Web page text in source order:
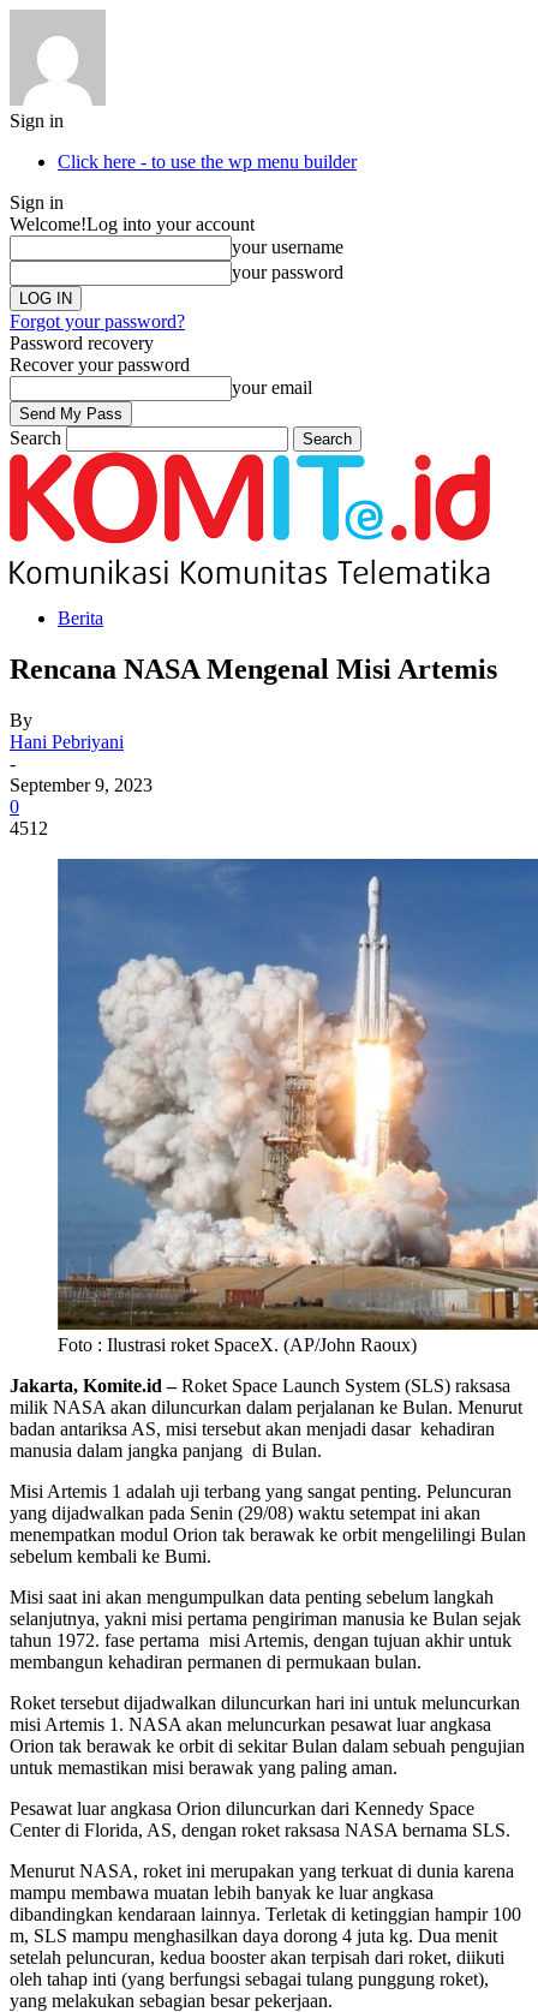
Sign in
Click here - to use the wp menu builder
Sign in
Welcome!Log into your account
your username
your password
Forgot your password?
Password recovery
Recover your password
your email
Search
Berita
Rencana NASA Mengenal Misi Artemis
By
Hani Pebriyani
-
September 9, 2023
0
4512
Foto : Ilustrasi roket SpaceX. (AP/John Raoux)
Jakarta, Komite.id –Roket Space Launch System (SLS) raksasa
milik NASA akan diluncurkan dalam perjalanan ke Bulan. Menurut
badan antariksa AS, misi tersebut akan menjadi dasar kehadiran
manusia dalam jangka panjang di Bulan.
Misi Artemis 1 adalah uji terbang yang sangat penting. Peluncuran
yang dijadwalkan pada Senin (29/08) waktu setempat ini akan
menempatkan modul Orion tak berawak ke orbit mengelilingi Bulan
sebelum kembali ke Bumi.
Misi saat ini akan mengumpulkan data penting sebelum langkah
selanjutnya, yakni misi pertama pengiriman manusia ke Bulan sejak
tahun 1972. fase pertama misi Artemis, dengan tujuan akhir untuk
membangun kehadiran permanen di permukaan bulan.
Roket tersebut dijadwalkan diluncurkan hari ini untuk meluncurkan
misi Artemis 1. NASA akan meluncurkan pesawat luar angkasa
Orion tak berawak ke orbit di sekitar Bulan dalam sebuah pengujian
untuk memastikan misi berawak yang paling aman.
Pesawat luar angkasa Orion diluncurkan dari Kennedy Space
Center di Florida, AS, dengan roket raksasa NASA bernama SLS.
Menurut NASA, roket ini merupakan yang terkuat di dunia karena
mampu membawa muatan lebih banyak ke luar angkasa
dibandingkan kendaraan lainnya. Terletak di ketinggian hampir 100
m, SLS mampu menghasilkan daya dorong 4 juta kg. Dua menit
setelah peluncuran, kedua booster akan terpisah dari roket, diikuti
oleh tahap inti (yang berfungsi sebagai tulang punggung roket),
yang melakukan sebagian besar pekerjaan.